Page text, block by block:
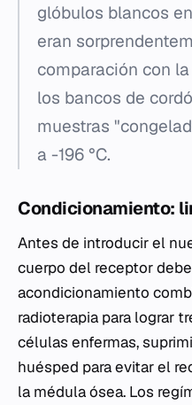
glóbulos blancos
eran
comparación con
los bancos de
muestras
a -196 °C.
Condicionamiento:
Antes de introducir el
cuerpo del receptor
acondicionamiento
radioterapia para lograr
células enfermas,
huésped para evitar el
la médula ósea. Los